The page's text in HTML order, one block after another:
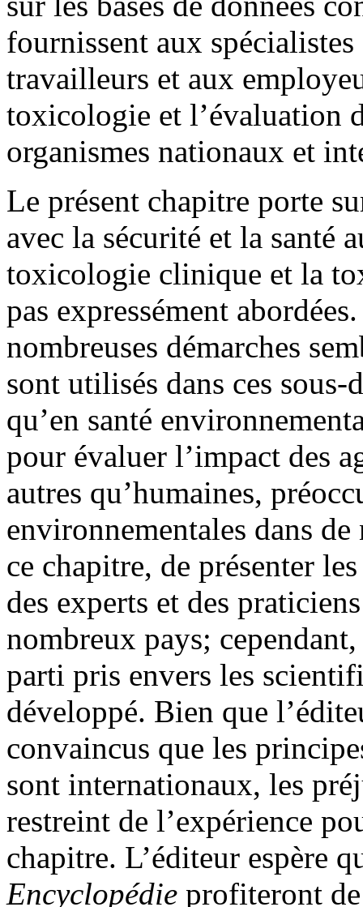
fournissent aux
travailleurs et aux
toxicologie et l’évaluation
organismes nationaux et
Le présent chapitre porte
avec la sécurité et la santé
toxicologie clinique et la
pas expressément
nombreuses démarches
sont utilisés dans ces
qu’en santé
pour évaluer l’impact des
autres qu’humaines,
environnementales dans
ce chapitre, de présenter
des experts et des
nombreux pays;
parti pris envers les
développé. Bien que
convaincus que les
sont internationaux, les
restreint de l’expérience
chapitre. L’éditeur espère
Encyclopédie profiteront